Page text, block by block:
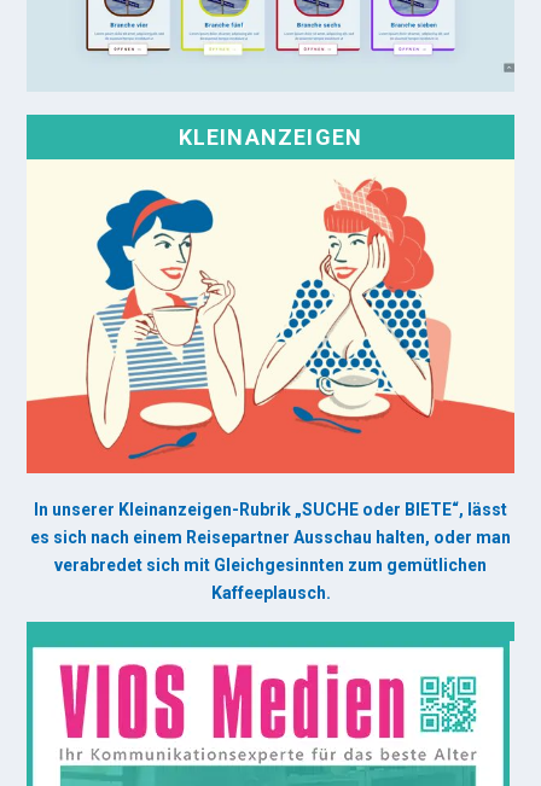
KLEINANZEIGEN
In unserer Kleinanzeigen-Rubrik „SUCHE oder BIETE“, lässt
es sich nach einem Reisepartner Ausschau halten, oder man
verabredet sich mit Gleichgesinnten zum gemütlichen
Kaffeeplausch.